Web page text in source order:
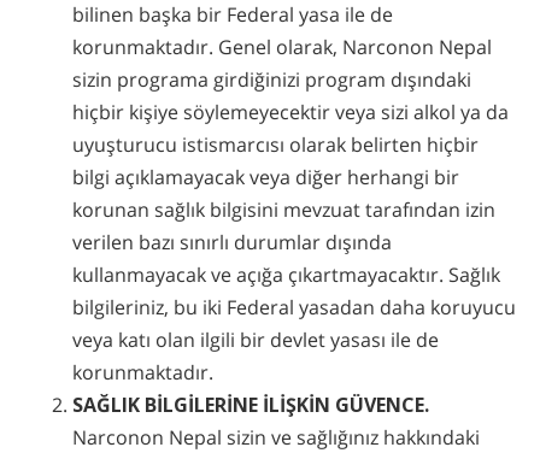
bilinen başka bir Federal yasa ile de
korunmaktadır. Genel olarak, Narconon Nepal
sizin programa girdiğinizi program dışındaki
hiçbir kişiye söylemeyecektir veya sizi alkol ya da
uyuşturucu istismarcısı olarak belirten hiçbir
bilgi açıklamayacak veya diğer herhangi bir
korunan sağlık bilgisini mevzuat tarafından izin
verilen bazı sınırlı durumlar dışında
kullanmayacak ve açığa çıkartmayacaktır. Sağlık
bilgileriniz, bu iki Federal yasadan daha koruyucu
veya katı olan ilgili bir devlet yasası ile de
korunmaktadır.
SAĞLIK BİLGİLERİNE İLİŞKİN GÜVENCE.
Narconon Nepal sizin ve sağlığınız hakkındaki